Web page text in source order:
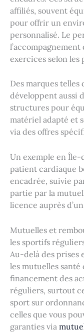
affiliés, souvent
pour offrir un
personnalisé. Le
exercices selon les
Des marques telles
développent aussi
structures pour
matériel adapté et
via des offres
Un exemple en
patient cardiaque
encadrée, suivie
partie par la
licence auprès
Mutuelles et
les sportifs
Au-delà des prises
les mutuelles
financement des
réguliers, surtout
sport sur
celles que vous
garanties via